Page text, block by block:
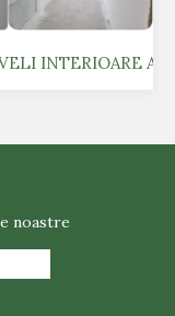
VERDI PARK 2
INTERIOARE
noastre